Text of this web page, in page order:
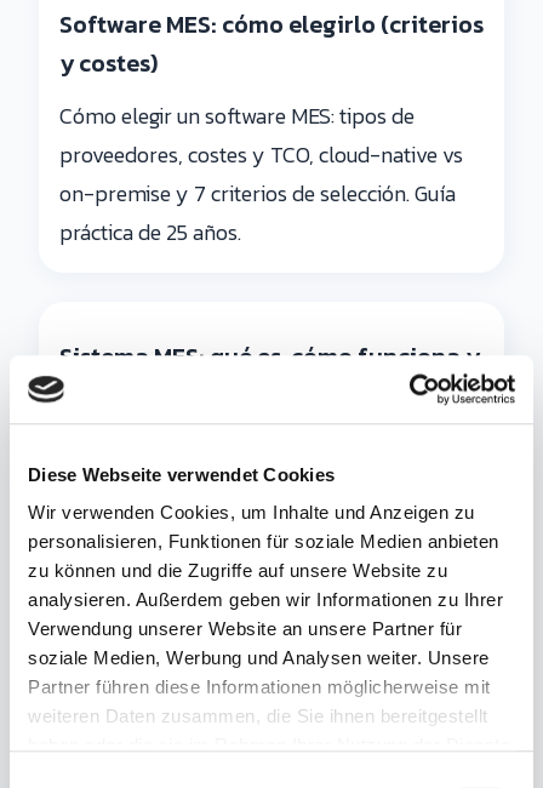
Diese Webseite verwendet Cookies
Wir verwenden Cookies, um Inhalte und Anzeigen zu
personalisieren, Funktionen für soziale Medien anbieten
zu können und die Zugriffe auf unsere Website zu
analysieren. Außerdem geben wir Informationen zu Ihrer
Verwendung unserer Website an unsere Partner für
soziale Medien, Werbung und Analysen weiter. Unsere
Partner führen diese Informationen möglicherweise mit
weiteren Daten zusammen, die Sie ihnen bereitgestellt
Software MES: cómo elegirlo (criterios
y costes)
Cómo elegir un software MES: tipos de
proveedores, costes y TCO, cloud-native vs
on-premise y 7 criterios de selección. Guía
práctica de 25 años.
Sistema MES: qué es, cómo funciona y
para qué sirve
Execution System): cómo funciona,
funciones, diferencia con el ERP, beneficios y
cómo elegirlo.
Kanban: qué es y cómo funciona en
producción
Kanban: qué es, el sistema pull (de arrastre),